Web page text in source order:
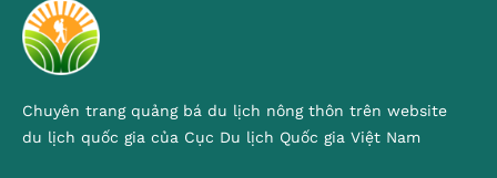
Chuyên trang quảng bá du lịch nông thôn trên website
du lịch quốc gia của Cục Du lịch Quốc gia Việt Nam